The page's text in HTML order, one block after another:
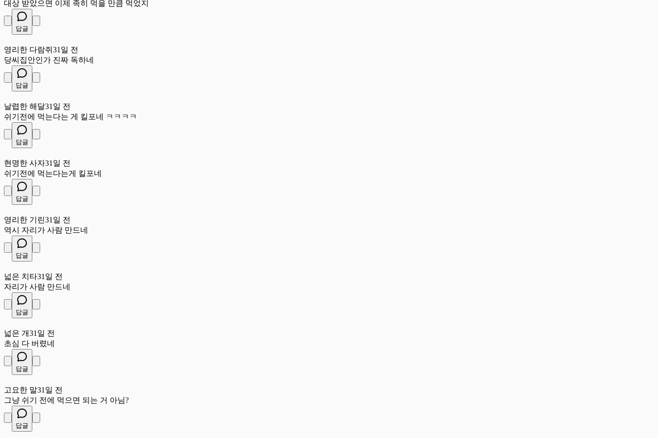
대상 받았으면 이제 족히 먹을 만큼 먹었지
답글
영리한 다람쥐 31일 전
당씨집안인가 진짜 독하네
답글
날렵한 해달31일 전
쉬기전에 먹는다는 게 킬포네 ㅋㅋㅋㅋ
답글
현명한 사자31일 전
쉬기전에 먹는다는게 킬포네
답글
영리한 기린31일 전
역시 자리가 사람 만드네
답글
넓은 치타31일 전
자리가 사람 만드네
답글
넓은 개31일 전
초심 다 버렸네
답글
고요한 말31일 전
그냥 쉬기 전에 먹으면 되는 거 아님?
답글